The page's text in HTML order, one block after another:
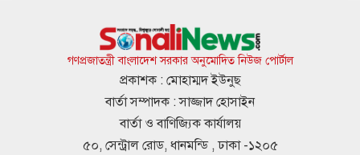
হাসিনার নির্দেশে সালাহউদ্দিন আহমদকে গুম
করা হয়: তদন্ত সংস্থা
আবারও ৪ দিনের লম্বা ছুটির সুযোগ
গণপ্রজাতন্ত্রী বাংলাদেশ সরকার অনুমোদিত নিউজ পোর্টাল
প্রকাশক : মোহাম্মদ ইউনুছ
বার্তা সম্পাদক : সাজ্জাদ হোসাইন
বার্তা ও বাণিজ্যিক কার্যালয়
৫০, সেন্ট্রাল রোড, ধানমন্ডি , ঢাকা -১২০৫